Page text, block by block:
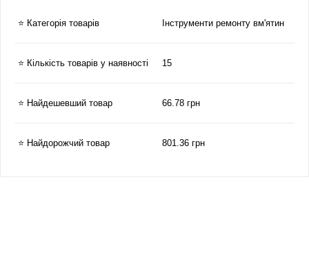
⭐ Категорія товарів Інструменти ремонту вм'ятин
⭐ Кількість товарів у наявності 15
⭐ Найдешевший товар 66.78 грн
⭐ Найдорожчий товар 801.36 грн